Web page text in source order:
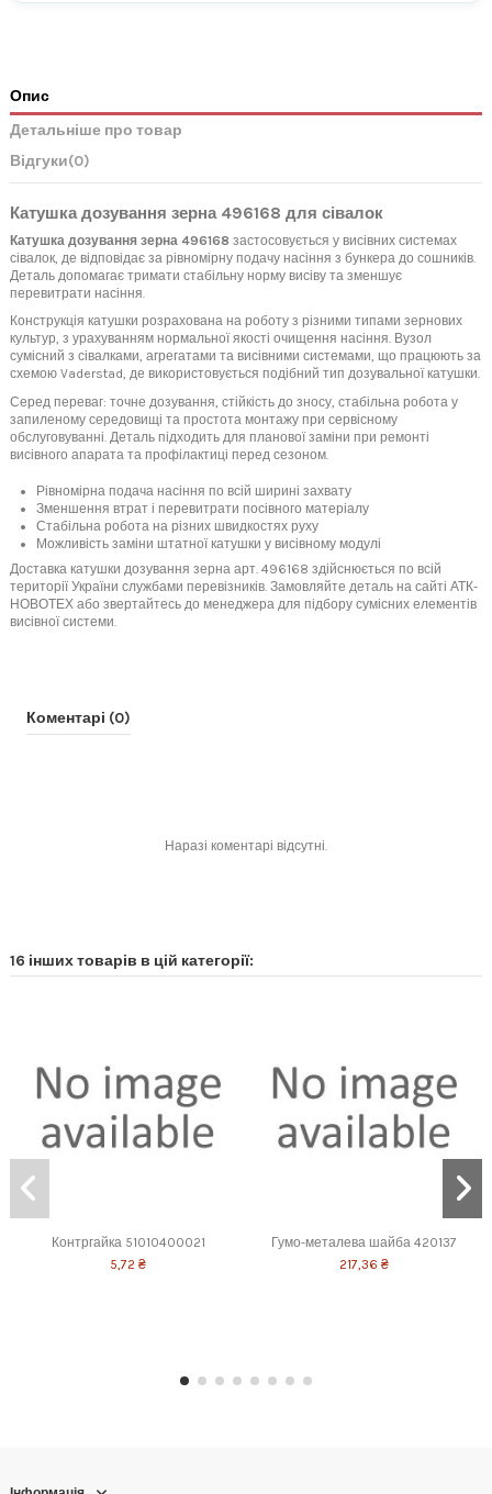
Опис
Детальніше про товар
Відгуки(0)
Катушка дозування зерна 496168 для сівалок
Катушка дозування зерна 496168 застосовується у висівних системах
сівалок, де відповідає за рівномірну подачу насіння з бункера до сошників.
Деталь допомагає тримати стабільну норму висіву та зменшує
перевитрати насіння.
Конструкція катушки розрахована на роботу з різними типами зернових
культур, з урахуванням нормальної якості очищення насіння. Вузол
сумісний з сівалками, агрегатами та висівними системами, що працюють за
схемою Vaderstad, де використовується подібний тип дозувальної катушки.
Серед переваг: точне дозування, стійкість до зносу, стабільна робота у
запиленому середовищі та простота монтажу при сервісному
обслуговуванні. Деталь підходить для планової заміни при ремонті
висівного апарата та профілактиці перед сезоном.
Рівномірна подача насіння по всій ширині захвату
Зменшення втрат і перевитрати посівного матеріалу
Стабільна робота на різних швидкостях руху
Можливість заміни штатної катушки у висівному модулі
Доставка катушки дозування зерна арт. 496168 здійснюється по всій
території України службами перевізників. Замовляйте деталь на сайті АТК-
НОВОТЕХ або звертайтесь до менеджера для підбору сумісних елементів
висівної системи.
Коментарі (0)
Наразі коментарі відсутні.
16 інших товарів в цій категорії:
Контргайка 51010400021
5,72 ₴
Гумо-металева шайба 420137
217,36 ₴